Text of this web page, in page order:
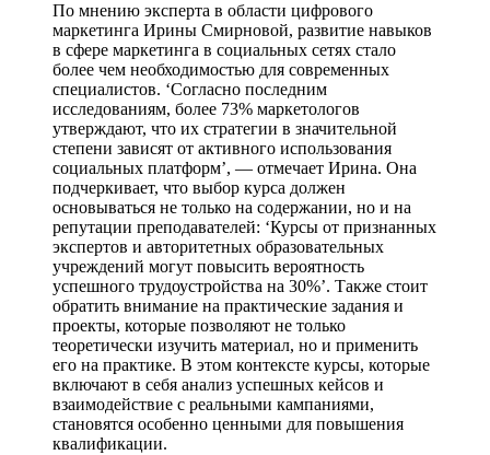
По мнению эксперта в области цифрового
маркетинга Ирины Смирновой, развитие навыков
в сфере маркетинга в социальных сетях стало
более чем необходимостью для современных
специалистов. ‘Согласно последним
исследованиям, более 73% маркетологов
утверждают, что их стратегии в значительной
степени зависят от активного использования
социальных платформ’, — отмечает Ирина. Она
подчеркивает, что выбор курса должен
основываться не только на содержании, но и на
репутации преподавателей: ‘Курсы от признанных
экспертов и авторитетных образовательных
учреждений могут повысить вероятность
успешного трудоустройства на 30%’. Также стоит
обратить внимание на практические задания и
проекты, которые позволяют не только
теоретически изучить материал, но и применить
его на практике. В этом контексте курсы, которые
включают в себя анализ успешных кейсов и
взаимодействие с реальными кампаниями,
становятся особенно ценными для повышения
квалификации.